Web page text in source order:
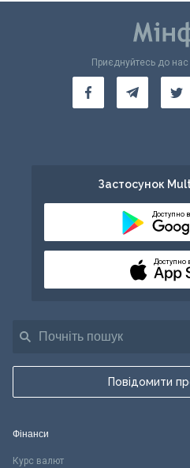
Повідомити
Приєднуйтесь до
Застосунок
Доступно в
Доступно
Фінанси
Курс валют